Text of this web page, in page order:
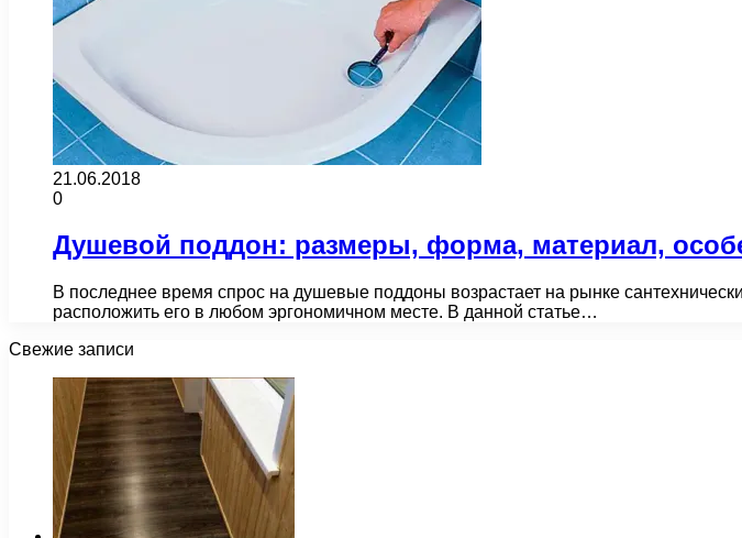
21.06.2018
0
Душевой поддон: размеры, форма, материал,
В последнее время спрос на душевые поддоны возрастает на рынке
расположить его в любом эргономичном месте. В данной статье…
Свежие записи